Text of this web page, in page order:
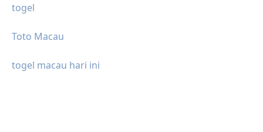
togel
Toto Macau
togel macau hari ini